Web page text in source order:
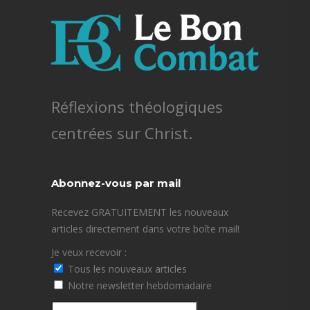
Réflexions théologiques
centrées sur Christ.
Abonnez-vous par mail
Recevez GRATUITEMENT les nouveaux
articles directement dans votre boîte mail!
Je veux recevoir :
Tous les nouveaux articles
Notre newsletter hebdomadaire